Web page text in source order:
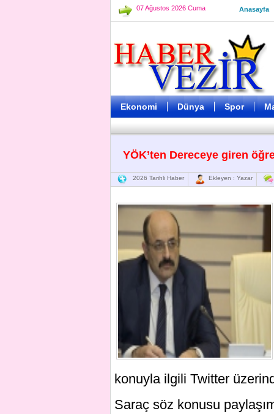
07 Ağustos 2026 Cuma Anasayfa
Ekonomi Dünya Spor
YÖK’ten Dereceye giren
2026 Tarihli Haber Ekleyen : Yazar
konuyla ilgili Twitter
Saraç söz konusu